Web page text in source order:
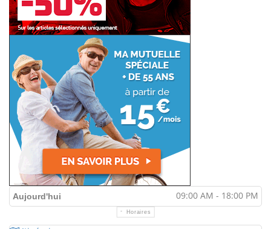
Aujourd'hui 09:00 AM - 18:00 PM
Horaires